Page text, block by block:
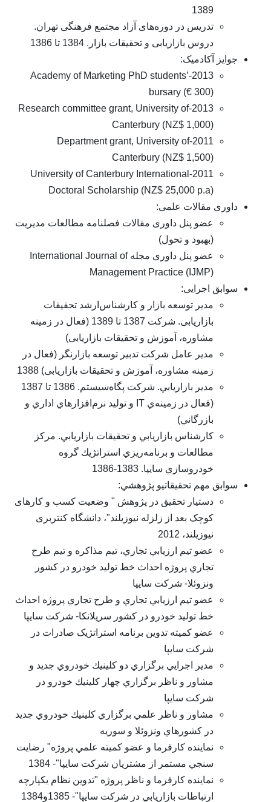
تدریس در دوره‌های آزاد مجتمع فرهنگی تهران.
دروس بازاریابی و تحقیقات بازار. 1384 تا 1386
آکادمیک:
2013-Academy of Marketing PhD students’
bursary (€ 300)
2013-Research committee grant, University of
Canterbury (NZ$ 1,000)
2011-Department grant, University of
Canterbury (NZ$ 1,500)
2011-University of Canterbury International
Doctoral Scholarship (NZ$ 25,000 p.a)
مقالات علمی:
عضو پنل داوری مقالات فصلنامه مطالعات مدیریت
(بهبود و تحول)
عضو پنل داوری مجله International Journal of
Management Practice (IJMP)
اجرایی:
مدير توسعه بازار و کارشناس‌ارشد تحقیقات
بازاریابی. شرکت 1387 تا 1389 (فعال در زمینه
مشاوره، آموزش و تحقیقات بازاریابی)
مدیر عامل شرکت تدبیر توسعه بازارنگر (فعال در
زمینه مشاوره، آموزش و تحقیقات بازاریابی) 1388
مدير بازاريابي. شركت پگاه‌سيستم. 1386 تا 1387
(فعال در زمينه‌ي IT و توليد نرم‌افزارهاي اداري و
كارشناس بازاريابي و تحقيقات بازاريابي. مركز
مطالعات و برنامه‌ريزي استراتژيك گروه
خودروسازي سايپا. 1383-1386
مهم تحقیقاتیو پژوهشي:
دستیار تحقیق در پژوهش " وضعیت کسب و کارهای
کوچک بعد از زلزله نیوزیلند"، دانشگاه کنتربری
عضو تيم ارزيابي تجاري، تيم مذاکره و تيم طرح
تجاري پروژه احداث خط توليد خودرو در کشور
ونزوئلا- شرکت سايپا
عضو تيم ارزيابي تجاري و طرح تجاري پروژه احداث
خط توليد خودرو در کشور سريلانکا- شرکت سايپا
عضو کميته تدوين برنامه استراتژيک صادرات در
شرکت سايپا
مدير اجرايي برگزاري دو كلينيك خودروي جديد و
مشاور و ناظر برگزاري چهار كلينيك خودرو در
شرکت سایپا
مشاور و ناظر علمي برگزاري كلينيك خودروي جديد
در کشورهاي ونزوئلا و سوريه
نماينده كارفرما و عضو كميته علمي پروژه" رضايت
سنجي مستمر از مشتريان شركت سايپا"- 1384
نماينده کارفرما و ناظر پروژه "تدوين نظام يكپارچه
ارتباطات بازاريابي در شركت سايپا"- 1385و1384